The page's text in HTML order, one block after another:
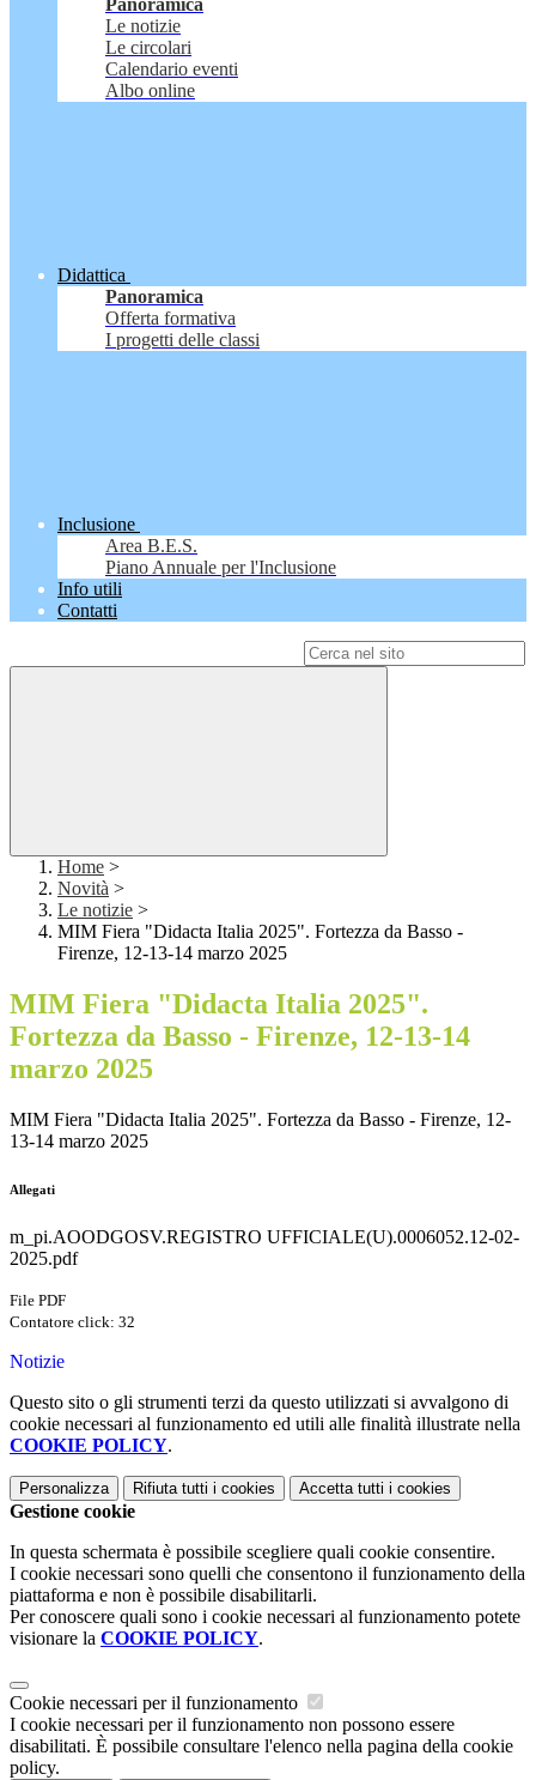
Panoramica
Le notizie
Le circolari
Calendario eventi
Albo online
Didattica
Panoramica
Offerta formativa
I progetti delle classi
Inclusione
Area B.E.S.
Piano Annuale per l'Inclusione
Info utili
Contatti
Home >
Novità >
Le notizie >
MIM Fiera "Didacta Italia 2025". Fortezza da Basso -
Firenze, 12-13-14 marzo 2025
MIM Fiera "Didacta Italia 2025".
Fortezza da Basso - Firenze, 12-13-14
marzo 2025
MIM Fiera "Didacta Italia 2025". Fortezza da Basso - Firenze, 12-
13-14 marzo 2025
Allegati
m_pi.AOODGOSV.REGISTRO UFFICIALE(U).0006052.12-02-
2025.pdf
File PDF
Contatore click: 32
Notizie
Questo sito o gli strumenti terzi da questo utilizzati si avvalgono di
cookie necessari al funzionamento ed utili alle finalità illustrate nella
COOKIE POLICY.
Personalizza Rifiuta tutti i cookies Accetta tutti i cookies
Gestione cookie
In questa schermata è possibile scegliere quali cookie consentire.
I cookie necessari sono quelli che consentono il funzionamento della
piattaforma e non è possibile disabilitarli.
Per conoscere quali sono i cookie necessari al funzionamento potete
visionare la COOKIE POLICY.
Cookie necessari per il funzionamento
I cookie necessari per il funzionamento non possono essere
disabilitati. È possibile consultare l'elenco nella pagina della cookie
policy.